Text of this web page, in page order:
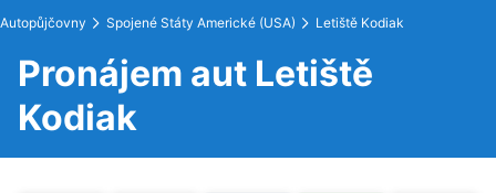
Autopůjčovny Spojené Státy Americké (USA) Letiště Kodiak
Pronájem aut Letiště
Kodiak